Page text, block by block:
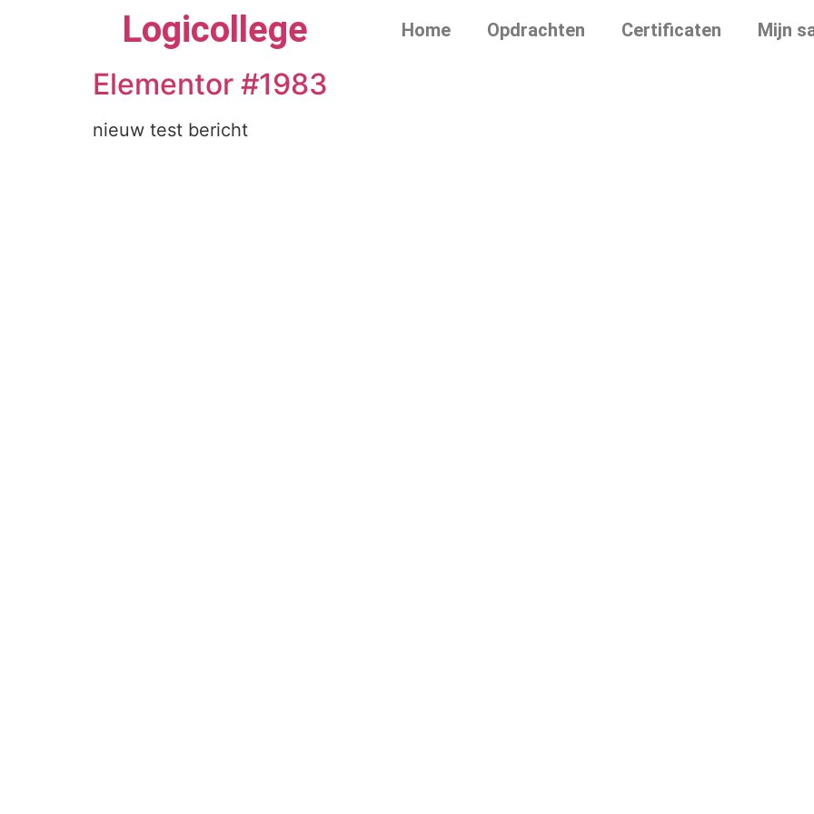
Logicollege Home Opdrachten Certificaten Mijn
Elementor #1983
nieuw test bericht